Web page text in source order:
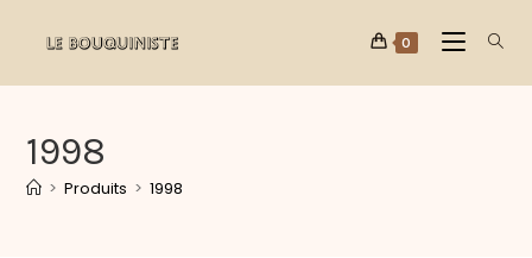
0
1998
> Produits > 1998